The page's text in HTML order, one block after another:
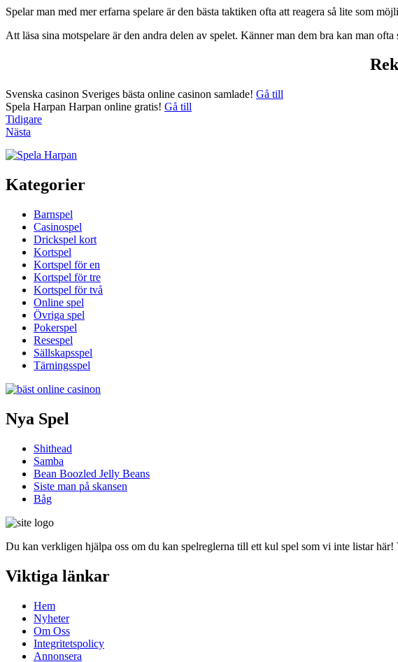
Spelar man med mer erfarna spelare är den bästa taktiken ofta att reagera så lite som
Att läsa sina motspelare är den andra delen av spelet. Känner man dem bra kan man
Svenska casinon Sveriges bästa online casinon samlade! Gå till
Spela Harpan Harpan online gratis! Gå till
Inläggsnavigering
Tidigare
Nästa
Kategorier
Barnspel
Casinospel
Drickspel kort
Kortspel
Kortspel för en
Kortspel för tre
Kortspel för två
Online spel
Övriga spel
Pokerspel
Resespel
Sällskapsspel
Tärningsspel
Nya Spel
Shithead
Samba
Bean Boozled Jelly Beans
Siste man på skansen
Båg
Du kan verkligen hjälpa oss om du kan spelreglerna till ett kul spel som vi inte listar
Viktiga länkar
Hem
Nyheter
Om Oss
Integritetspolicy
Annonsera